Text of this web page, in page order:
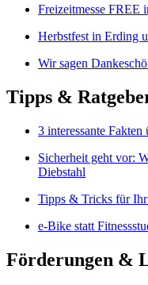
Freizeitmesse FREE
Herbstfest in Erding
Wir sagen
Tipps &
3 interessante Fakten
Sicherheit geht vor:
Diebstahl
Tipps & Tricks für
e-Bike statt
Förderungen &